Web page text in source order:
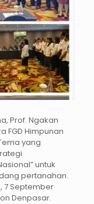
Prof. Ngakan
FGD Himpunan
yang
untuk
pertanahan.
7 September
Denpasar.